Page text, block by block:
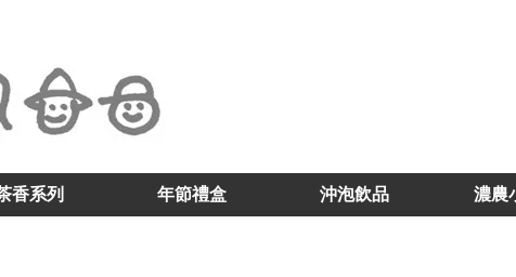
香系列 年節禮盒 沖泡飲品 濃農